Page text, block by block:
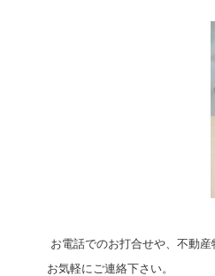
お電話でのお打合せや、不動
お気軽にご連絡下さい。